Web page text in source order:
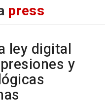
press
ley digital
y